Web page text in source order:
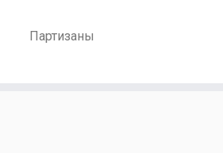
Партизаны